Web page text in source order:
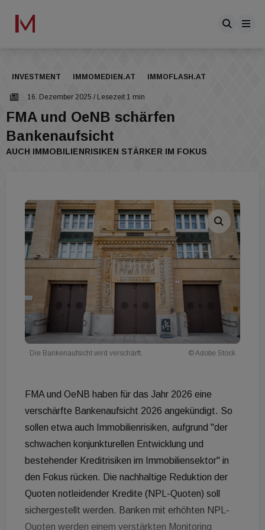
INVESTMENT IMMOMEDIEN.AT IMMOFLASH.AT
16. Dezember 2025 / Lesezeit 1 min
FMA und OeNB schärfen
Bankenaufsicht
AUCH IMMOBILIENRISIKEN STÄRKER IM FOKUS
Die Bankenaufsicht wird verschärft. © Adobe Stock
FMA und OeNB haben für das Jahr 2026 eine
verschärfte Bankenaufsicht 2026 angekündigt. So
sollen etwa auch Immobilienrisiken, aufgrund "der
schwachen konjunkturellen Entwicklung und
bestehender Kreditrisiken im Immobiliensektor" in
den Fokus rücken. Die nachhaltige Reduktion der
Quoten notleidender Kredite (NPL-Quoten) soll
sichergestellt werden. Banken mit erhöhten NPL-
Quoten werden einem verstärkten Monitoring